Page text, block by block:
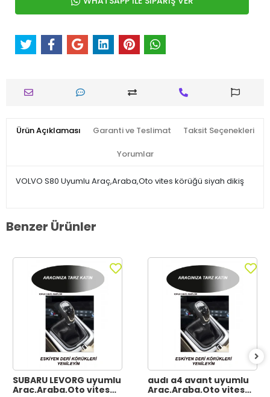
Ürün Açıklaması Garanti ve Teslimat Taksit Seçenekleri
Yorumlar
VOLVO S80 Uyumlu Araç,Araba,Oto vites körüğü siyah dikiş
Benzer Ürünler
SUBARU LEVORG uyumlu
Araç,Araba,Oto vites
audı a4 avant uyumlu
Araç,Araba,Oto vites